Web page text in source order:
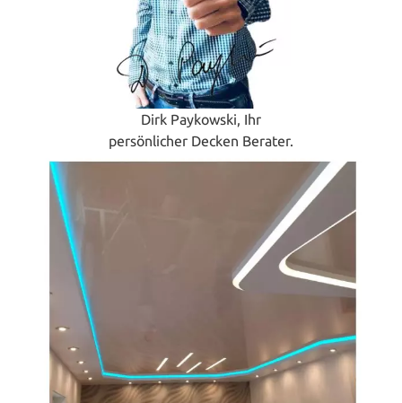
Dirk Paykowski, Ihr
persönlicher Decken Berater.